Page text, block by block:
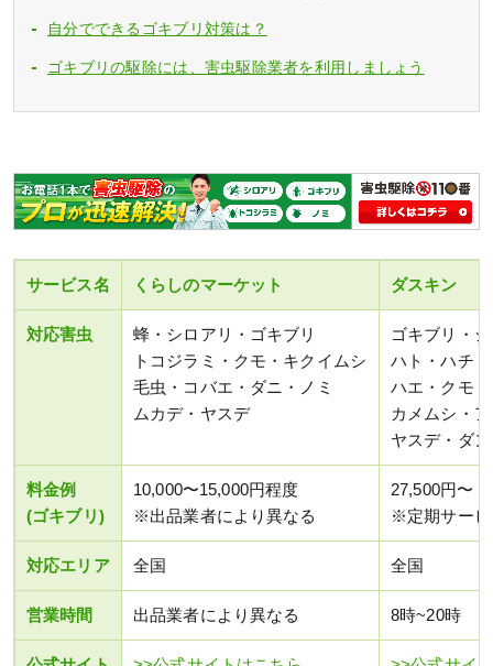
自分でできるゴキブリ対策は？
ゴキブリの駆除には、害虫駆除業者を利用しましょう
サービス名 くらしのマーケット ダスキン
対応害虫
蜂・シロアリ・ゴキブリ
トコジラミ・クモ・キクイムシ
毛虫・コバエ・ダニ・ノミ
ムカデ・ヤスデ
ゴキブリ・
ハト・ハチ
ハエ・クモ
カメムシ・
ヤスデ・ダ
料金例
(ゴキブリ)
10,000〜15,000円程度
※出品業者により異なる
27,500円〜
※定期サービ
対応エリア 全国 全国
営業時間 出品業者により異なる 8時~20時